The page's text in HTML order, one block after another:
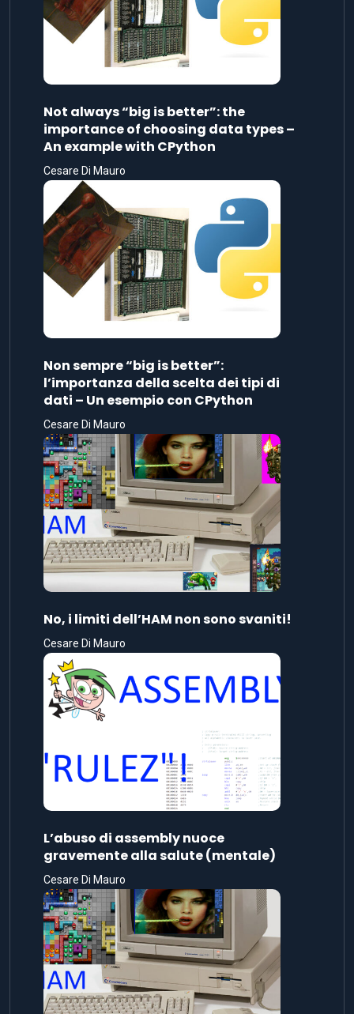
Not always “big is better”: the
importance of choosing data types –
An example with CPython
Cesare Di Mauro
Non sempre “big is better”:
l’importanza della scelta dei tipi di
dati – Un esempio con CPython
Cesare Di Mauro
No, i limiti dell’HAM non sono svaniti!
Cesare Di Mauro
L’abuso di assembly nuoce
gravemente alla salute (mentale)
Cesare Di Mauro